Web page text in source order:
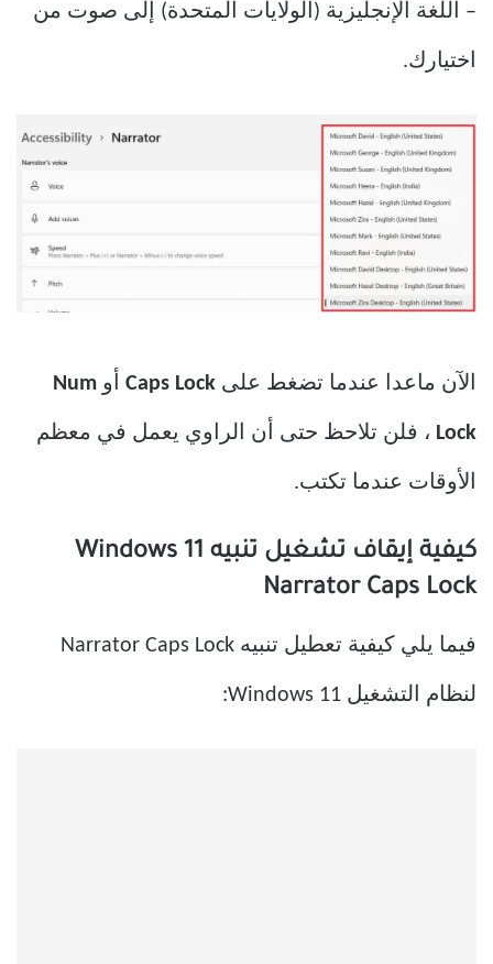
– اللغة الإنجليزية (الولايات المتحدة) إلى صوت من
اختيارك.
الآن ماعدا عندما تضغط على أو Num
Lock ، فلن تلاحظ حتى أن الراوي يعمل في معظم
الأوقات عندما تكتب.
كيفية إيقاف تشغيل تنبيه Windows 11
Narrator Caps Lock
فيما يلي كيفية تعطيل تنبيه Narrator Caps Lock
لنظام التشغيل Windows 11: